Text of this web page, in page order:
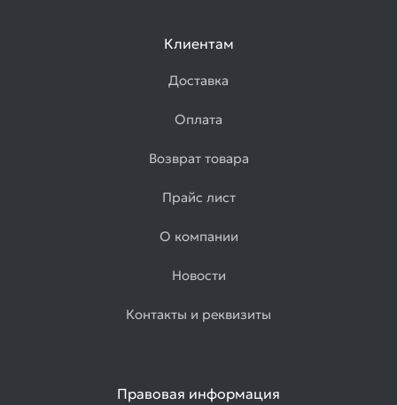
Клиентам
Доставка
Оплата
Возврат товара
Прайс лист
О компании
Новости
Контакты и реквизиты
Правовая информация